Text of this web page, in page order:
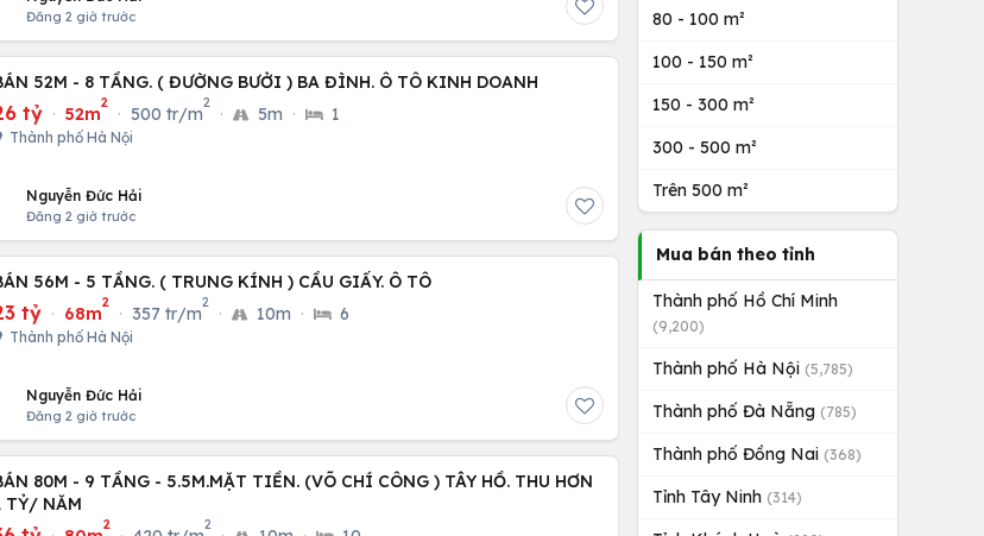
Đăng 2 giờ trước
52M - 8 TẦNG. ( ĐƯỜNG BƯỞI ) BA ĐÌNH. Ô TÔ KINH DOANH
tỷ · 52m
2
· 500 tr/m
2
· 5m · 1
Thành phố Hà Nội
Nguyễn Đức Hải
Đăng 2 giờ trước
56M - 5 TẦNG. ( TRUNG KÍNH ) CẦU GIẤY. Ô TÔ
tỷ · 68m
2
· 357 tr/m
2
· 10m · 6
Thành phố Hà Nội
Nguyễn Đức Hải
Đăng 2 giờ trước
80M - 9 TẦNG - 5.5M.MẶT TIỀN. (VÕ CHÍ CÔNG ) TÂY HỒ. THU HƠN
TỶ/ NĂM
2 2
80 - 100 m²
100 - 150 m²
150 - 300 m²
300 - 500 m²
Trên 500 m²
Mua bán theo tỉnh
Thành phố Hồ Chí Minh
(9,200)
Thành phố Hà Nội (5,785)
Thành phố Đà Nẵng (785)
Thành phố Đồng Nai (368)
Tỉnh Tây Ninh (314)